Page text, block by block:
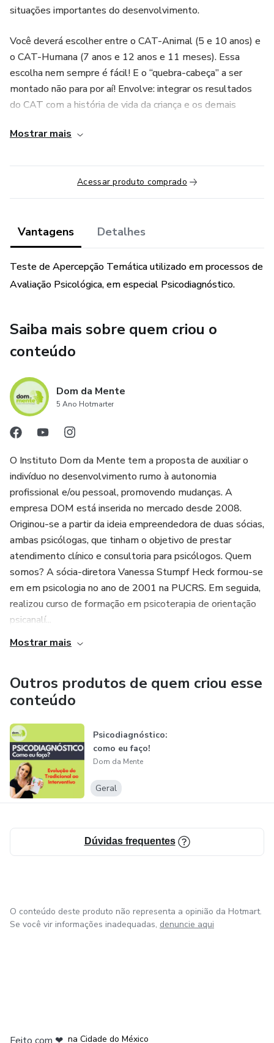
situações importantes do desenvolvimento.
Você deverá escolher entre o CAT-Animal (5 e 10 anos) e
o CAT-Humana (7 anos e 12 anos e 11 meses). Essa
escolha nem sempre é fácil! E o “quebra-cabeça” a ser
montado não para por aí! Envolve: integrar os resultados
do CAT com a história de vida da criança e os demais
global sobre o CAT à luz de casos clínicos reais.
Vamos aprender sobre: raciocínio clínico, formulação de
hipóteses em nível diagnóstico (normal ou patológico),
conteúdos significativos da personalidade, a natureza dos
de defesa, as fantasias e a dinâmica da personalidade da
criança.
Mostrar mais
Acessar produto comprado
Vantagens Detalhes
Teste de Apercepção Temática utilizado em processos de
Avaliação Psicológica, em especial Psicodiagnóstico.
Saiba mais sobre quem criou o
conteúdo
Dom da Mente
5 Ano Hotmarter
O Instituto Dom da Mente tem a proposta de auxiliar o
indivíduo no desenvolvimento rumo à autonomia
profissional e/ou pessoal, promovendo mudanças. A
empresa DOM está inserida no mercado desde 2008.
Originou-se a partir da ideia empreendedora de duas sócias,
ambas psicólogas, que tinham o objetivo de prestar
atendimento clínico e consultoria para psicólogos. Quem
somos? A sócia-diretora Vanessa Stumpf Heck formou-se
em em psicologia no ano de 2001 na PUCRS. Em seguida,
realizou curso de formação em psicoterapia de orientação
psicanalí...
Mostrar mais
Outros produtos de quem criou esse
conteúdo
Psicodiagnóstico:
como eu faço!
Dom da Mente
Geral
Dúvidas frequentes
O conteúdo deste produto não representa a opinião da Hotmart.
Se você vir informações inadequadas, denuncie aqui
na Cidade do México